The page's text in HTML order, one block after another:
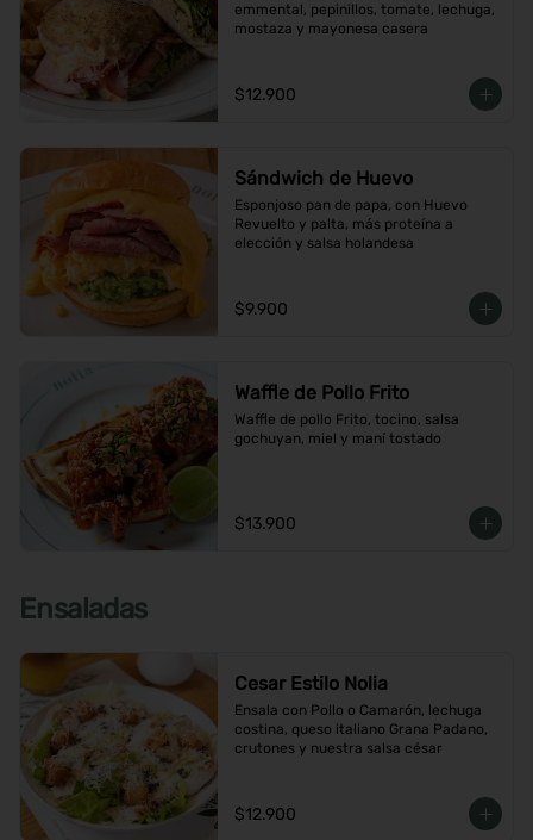
emmental, pepinillos, tomate, lechuga,
mostaza y mayonesa casera
$12.900
Sándwich de Huevo
Esponjoso pan de papa, con Huevo
Revuelto y palta, más proteína a
elección y salsa holandesa
$9.900
Waffle de Pollo Frito
Waffle de pollo Frito, tocino, salsa
gochuyan, miel y maní tostado
$13.900
Ensaladas
Cesar Estilo Nolia
Ensala con Pollo o Camarón, lechuga
costina, queso italiano Grana Padano,
crutones y nuestra salsa césar
$12.900